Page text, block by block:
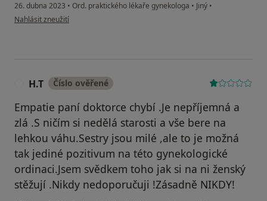
26. dubna 2023 • Ord. praktického lékaře gynekologa • Jiný •
podle názoru uživatele K.B
Nahlásit zneužití
H.T Číslo ověřené
Empatie paní doktorce chybí .Je nepříjemná a
zlá .S ničím si nedělá starosti a vše bere na
lehkou váhu.Sestry jsou milé ,ale to je možná
tak jediné pozitivum na této gynekologické
ordinaci.Jsem svědkem toho jak si na ni ženský
stěžují .Nikdy nedoporučuji !Zásadně NIKDY!